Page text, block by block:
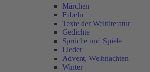
Märchen
Fabeln
Texte der Weltliteratur
Gedichte
Sprüche und Spiele
Lieder
Advent, Weihnachten
Winter